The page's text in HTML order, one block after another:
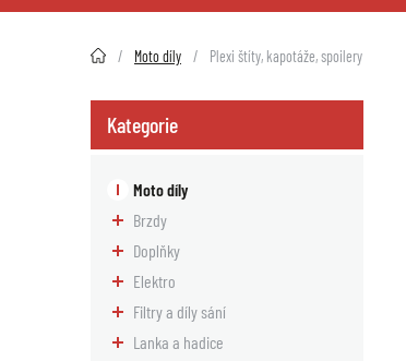
2HMOTO.cz Moto díly Plexi štíty, kapotáže, spoilery
Kategorie
Moto díly
Brzdy
Doplňky
Elektro
Filtry a díly sání
Lanka a hadice